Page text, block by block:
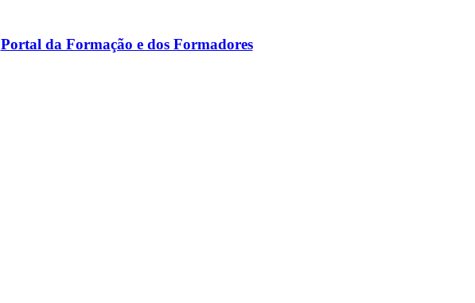
Portal da Formação e dos Formadores